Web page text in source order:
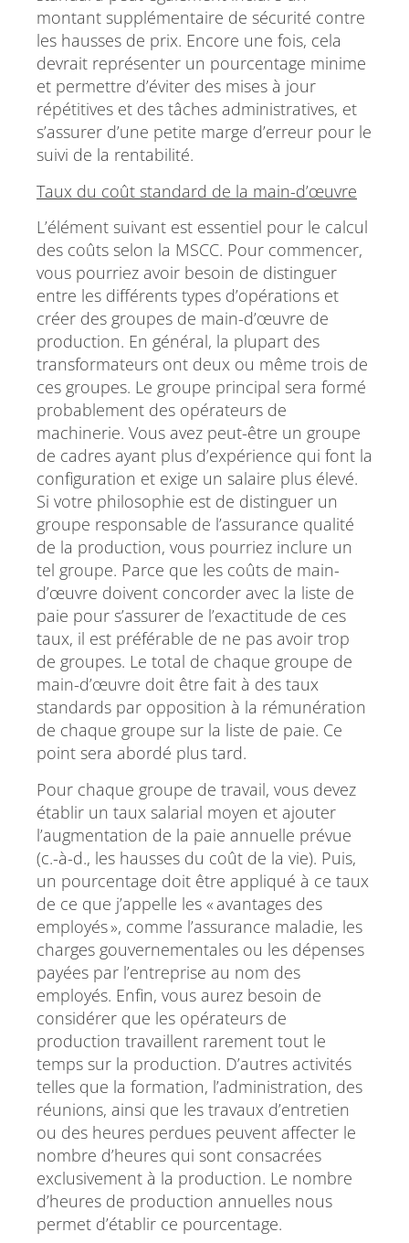
montant supplémentaire de sécurité contre
les hausses de prix. Encore une fois, cela
devrait représenter un pourcentage minime
et permettre d’éviter des mises à jour
répétitives et des tâches administratives, et
s’assurer d’une petite marge d’erreur pour le
suivi de la rentabilité.
Taux du coût standard de la main-d’œuvre
L’élément suivant est essentiel pour le calcul
des coûts selon la MSCC. Pour commencer,
vous pourriez avoir besoin de distinguer
entre les différents types d’opérations et
créer des groupes de main-d’œuvre de
production. En général, la plupart des
transformateurs ont deux ou même trois de
ces groupes. Le groupe principal sera formé
probablement des opérateurs de
machinerie. Vous avez peut-être un groupe
de cadres ayant plus d’expérience qui font la
configuration et exige un salaire plus élevé.
Si votre philosophie est de distinguer un
groupe responsable de l’assurance qualité
de la production, vous pourriez inclure un
tel groupe. Parce que les coûts de main-
d’œuvre doivent concorder avec la liste de
paie pour s’assurer de l’exactitude de ces
taux, il est préférable de ne pas avoir trop
de groupes. Le total de chaque groupe de
main-d’œuvre doit être fait à des taux
standards par opposition à la rémunération
de chaque groupe sur la liste de paie. Ce
point sera abordé plus tard.
Pour chaque groupe de travail, vous devez
établir un taux salarial moyen et ajouter
l’augmentation de la paie annuelle prévue
(c.-à-d., les hausses du coût de la vie). Puis,
un pourcentage doit être appliqué à ce taux
de ce que j’appelle les « avantages des
employés », comme l’assurance maladie, les
charges gouvernementales ou les dépenses
payées par l’entreprise au nom des
employés. Enfin, vous aurez besoin de
considérer que les opérateurs de
production travaillent rarement tout le
temps sur la production. D’autres activités
telles que la formation, l’administration, des
réunions, ainsi que les travaux d’entretien
ou des heures perdues peuvent affecter le
nombre d’heures qui sont consacrées
exclusivement à la production. Le nombre
d’heures de production annuelles nous
permet d’établir ce pourcentage.